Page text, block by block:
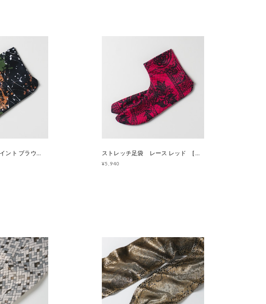
ストレッチ足袋 ペイント ブラウンオリーブ [ G1933 G1934] ストレッチ足袋 レース レッド [ G1931 G1932]
¥5,940